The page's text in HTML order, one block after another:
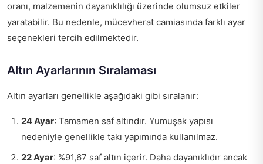
oranı, malzemenin dayanıklılığı üzerinde olumsuz etkiler
yaratabilir. Bu nedenle, mücevherat camiasında farklı ayar
seçenekleri tercih edilmektedir.
Altın Ayarlarının Sıralaması
Altın ayarları genellikle aşağıdaki gibi sıralanır:
24 Ayar: Tamamen saf altındır. Yumuşak yapısı
nedeniyle genellikle takı yapımında kullanılmaz.
22 Ayar: %91,67 saf altın içerir. Daha dayanıklıdır ancak